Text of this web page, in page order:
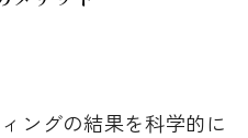
ングの結果を科学的に